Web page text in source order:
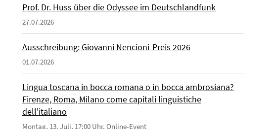
Prof. Dr. Huss über die Odyssee im Deutschlandfunk
27.07.2026
Ausschreibung: Giovanni Nencioni-Preis 2026
01.07.2026
Lingua toscana in bocca romana o in bocca ambrosiana?
Firenze, Roma, Milano come capitali linguistiche
dell'italiano
Montag, 13. Juli, 17:00 Uhr, Online-Event